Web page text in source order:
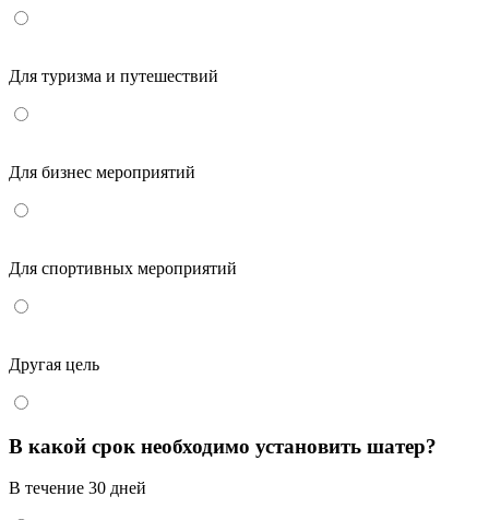
Для туризма и путешествий
Для бизнес мероприятий
Для спортивных мероприятий
Другая цель
В какой срок необходимо установить шатер?
В течение 30 дней